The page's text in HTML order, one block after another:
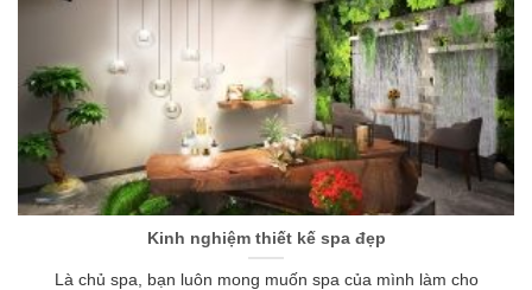
Kinh nghiệm thiết kế spa đẹp
Là chủ spa, bạn luôn mong muốn spa của mình làm cho